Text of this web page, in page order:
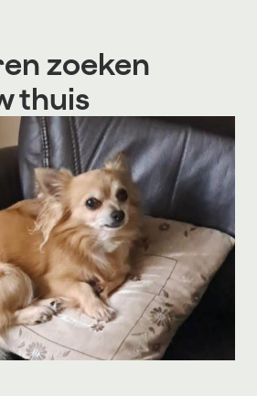
zoeken
thuis